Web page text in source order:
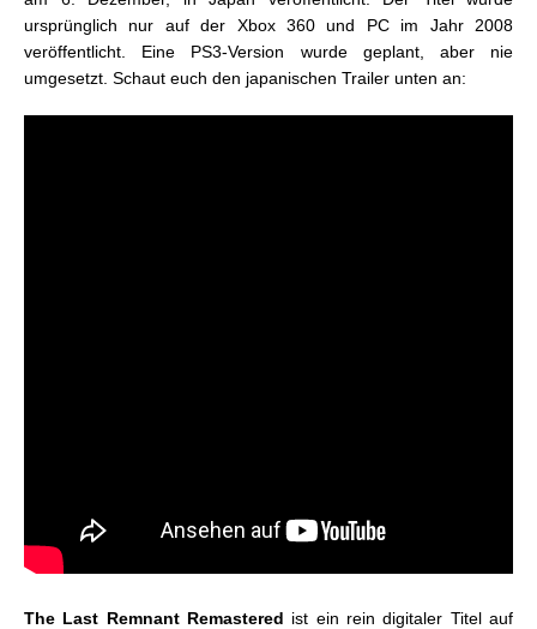
ursprünglich nur auf der Xbox 360 und PC im Jahr 2008
veröffentlicht. Eine PS3-Version wurde geplant, aber nie
umgesetzt. Schaut euch den japanischen Trailer unten an:
The Last Remnant Remastered ist ein rein digitaler Titel auf